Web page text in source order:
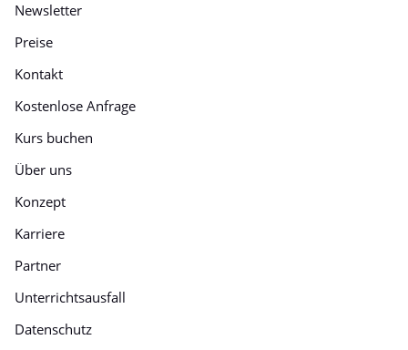
Newsletter
Preise
Kontakt
Kostenlose Anfrage
Kurs buchen
Über uns
Konzept
Karriere
Partner
Unterrichtsausfall
Datenschutz